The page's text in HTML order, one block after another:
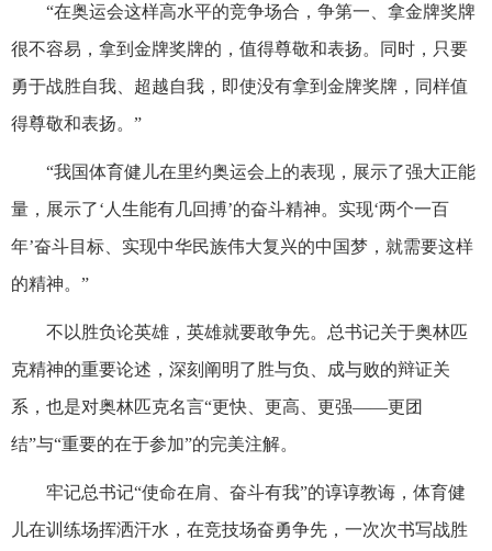
“在奥运会这样高水平的竞争场合，争第一、拿金牌奖牌
很不容易，拿到金牌奖牌的，值得尊敬和表扬。同时，只要
勇于战胜自我、超越自我，即使没有拿到金牌奖牌，同样值
得尊敬和表扬。”
“我国体育健儿在里约奥运会上的表现，展示了强大正能
量，展示了‘人生能有几回搏’的奋斗精神。实现‘两个一百
年’奋斗目标、实现中华民族伟大复兴的中国梦，就需要这样
的精神。”
不以胜负论英雄，英雄就要敢争先。总书记关于奥林匹
克精神的重要论述，深刻阐明了胜与负、成与败的辩证关
系，也是对奥林匹克名言“更快、更高、更强——更团
结”与“重要的在于参加”的完美注解。
牢记总书记“使命在肩、奋斗有我”的谆谆教诲，体育健
儿在训练场挥洒汗水，在竞技场奋勇争先，一次次书写战胜